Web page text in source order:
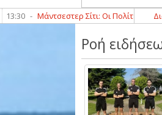
Σίτι: Οι Πολίτες έκλεισαν τον
Ροή